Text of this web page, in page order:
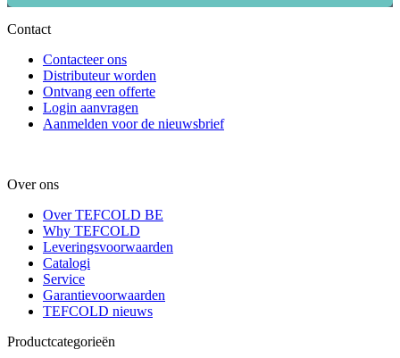
Contact
Contacteer ons
Distributeur worden
Ontvang een offerte
Login aanvragen
Aanmelden voor de nieuwsbrief
Over ons
Over TEFCOLD BE
Why TEFCOLD
Leveringsvoorwaarden
Catalogi
Service
Garantievoorwaarden
TEFCOLD nieuws
Productcategorieën